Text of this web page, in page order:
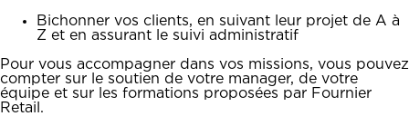
Bichonner vos clients, en suivant leur projet de A à
Z et en assurant le suivi administratif
Pour vous accompagner dans vos missions, vous pouvez
compter sur le soutien de votre manager, de votre
équipe et sur les formations proposées par Fournier
Retail.